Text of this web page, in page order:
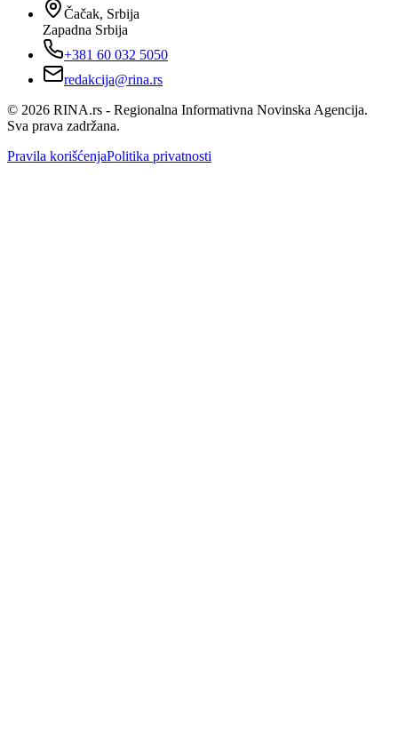
Čačak, Srbija
Zapadna Srbija
+381 60 032 5050
redakcija@rina.rs
© 2026 RINA.rs - Regionalna Informativna Novinska Agencija.
Sva prava zadržana.
Pravila korišćenjaPolitika privatnosti